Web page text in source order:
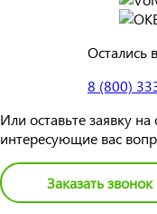
Остались
8 (800)
Или оставьте заявку
интересующие вас
Заказать звонок